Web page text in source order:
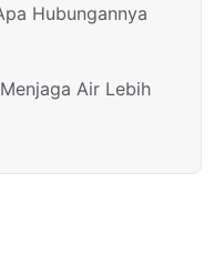
Hubungannya
Air Lebih